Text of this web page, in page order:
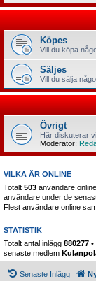
Köpes
Vill du köpa
Säljes
Vill du sälja
Övrigt
Här diskuterar
Moderator:
VILKA ÄR ONLINE
Totalt 503 användare
användare under de
Flest användare online
STATISTIK
Totalt antal inlägg 880277
senaste medlem
Senaste Inlägg